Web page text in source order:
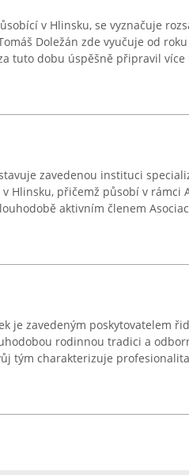
v Hlinsku, se vyznačuje
Doležán zde vyučuje od
tuto dobu úspěšně připravil více
zavedenou instituci
Hlinsku, přičemž působí v rámci
aktivním členem
je zavedeným poskytovatelem
rodinnou tradici a
tým charakterizuje